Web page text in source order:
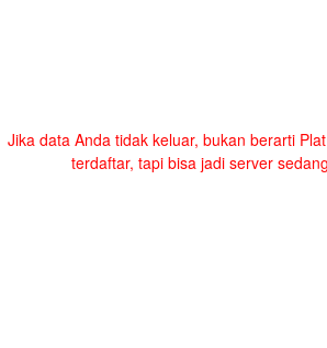
Jika data Anda tidak keluar, bukan berarti
terdaftar, tapi bisa jadi server